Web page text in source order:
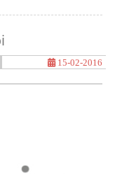
15-02-2016